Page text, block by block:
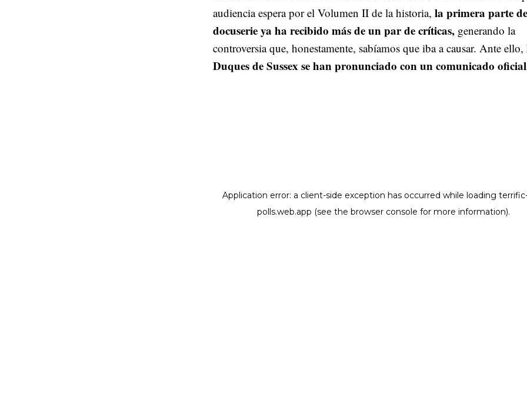
audiencia espera por el Volumen II de la historia, la primera parte
docuserie ya ha recibido más de un par de críticas, generando la
controversia que, honestamente, sabíamos que iba a causar. Ante ello,
Duques de Sussex se han pronunciado con un comunicado